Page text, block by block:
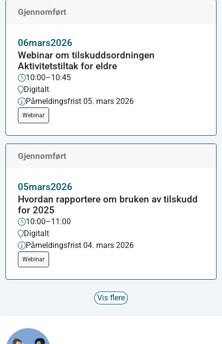
Gjennomført
06mars2026
Webinar om tilskuddsordningen
Aktivitetstiltak for eldre
10:00–10:45
Digitalt
Påmeldingsfrist 05. mars 2026
Webinar
Gjennomført
05mars2026
Hvordan rapportere om bruken av tilskudd
for 2025
10:00–11:00
Digitalt
Påmeldingsfrist 04. mars 2026
Webinar
Vis flere